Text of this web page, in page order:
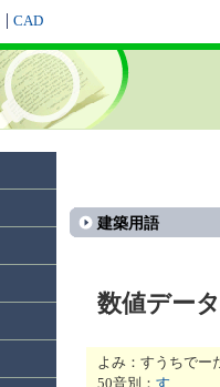
CAD
建築用語
数値データ
よみ：すうちでー
50音別： す